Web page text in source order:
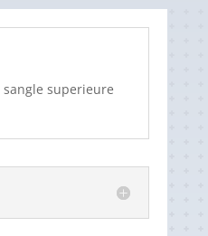
sangle superieure